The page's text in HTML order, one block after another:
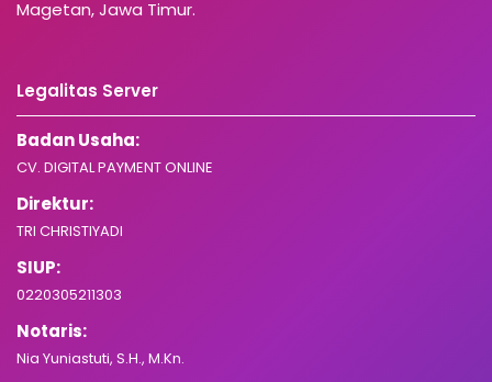
Magetan, Jawa Timur.
Legalitas Server
Badan Usaha:
CV. DIGITAL PAYMENT ONLINE
Direktur:
TRI CHRISTIYADI
SIUP:
0220305211303
Notaris:
Nia Yuniastuti, S.H., M.Kn.